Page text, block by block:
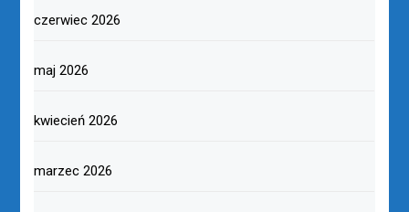
czerwiec 2026
maj 2026
kwiecień 2026
marzec 2026